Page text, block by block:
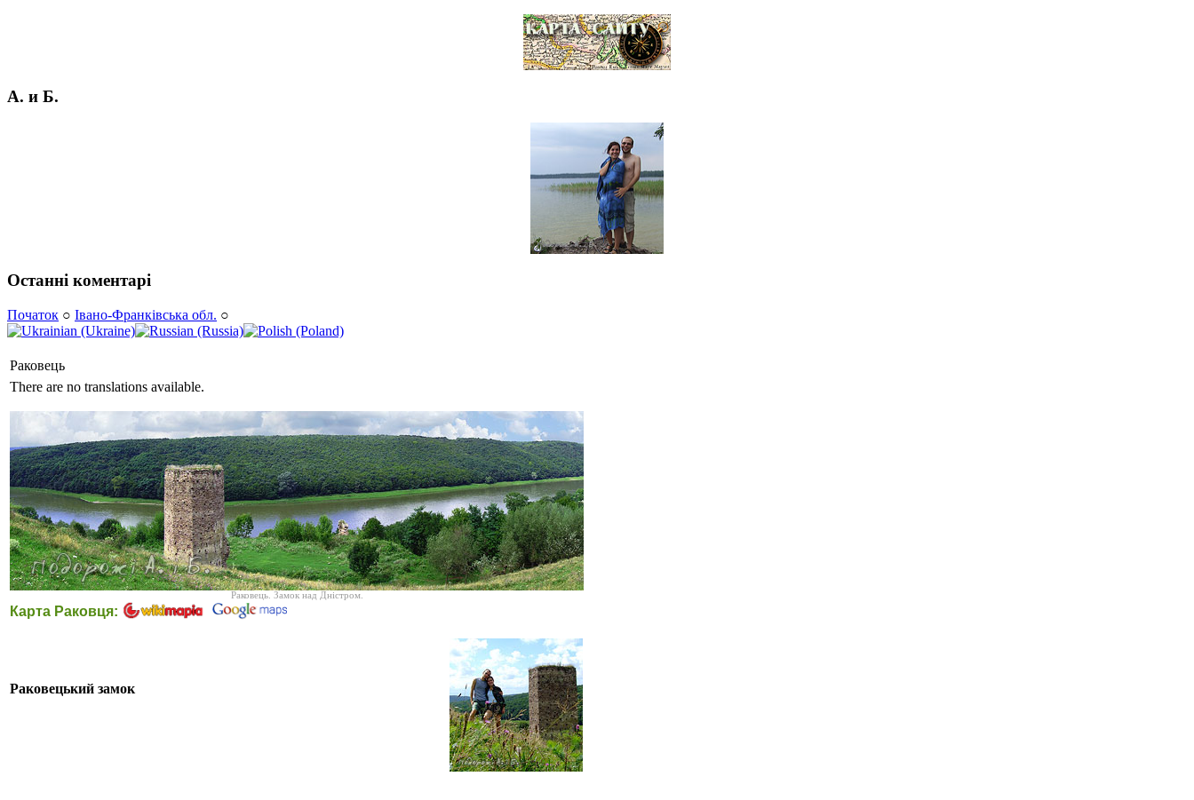
А. и Б.
Останні коментарі
Початок ○ Івано-Франківська обл. ○
Раковець
There are no translations available.
Раковець. Замок над Дністром.
Карта Раковця:
Раковецький замок